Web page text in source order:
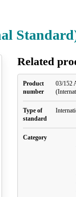
Related
Product
number
03/152
Type of
standard
Category